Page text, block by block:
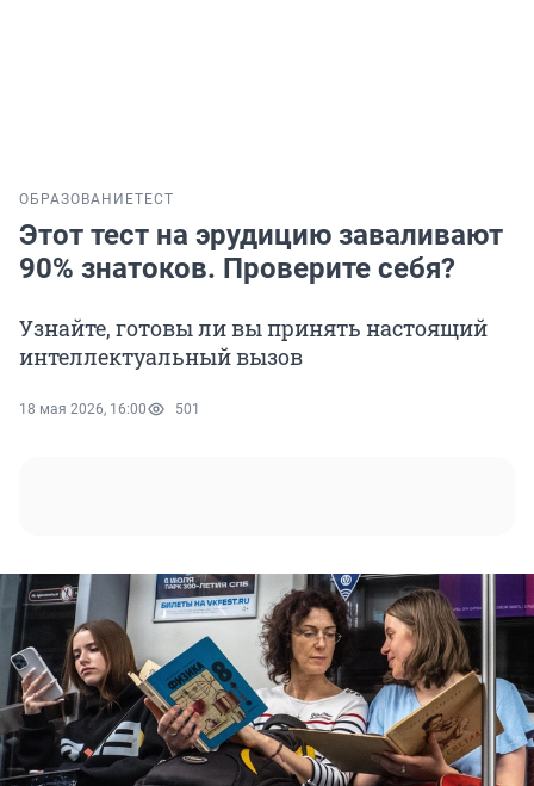
ОБРАЗОВАНИЕТЕСТ
Этот тест на эрудицию заваливают
90% знатоков. Проверите себя?
Узнайте, готовы ли вы принять настоящий
интеллектуальный вызов
18 мая 2026, 16:00 501